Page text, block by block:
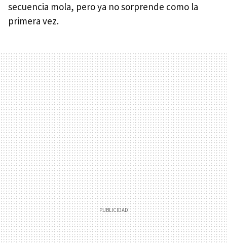
secuencia mola, pero ya no sorprende como la
primera vez.